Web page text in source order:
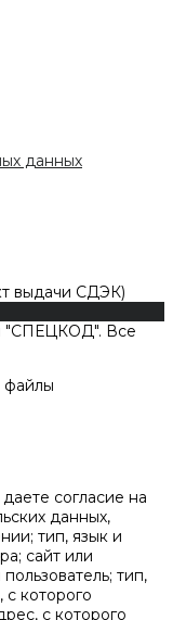
данных
выдачи СДЭК)
"СПЕЦКОД". Все
файлы
согласие на
данных,
тип, язык и
сайт или
тип,
с которого
с которого